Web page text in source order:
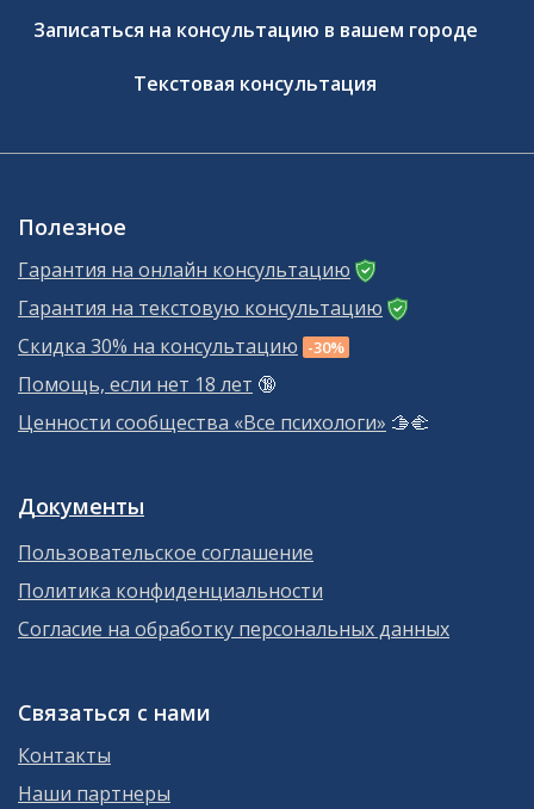
Записаться на консультацию в вашем городе
Текстовая консультация
Полезное
Гарантия на онлайн консультацию
Гарантия на текстовую консультацию
Скидка 30% на консультацию -30%
Помощь, если нет 18 лет 🔞
Ценности сообщества «Все психологи» 🫱‍🫲
Документы
Пользовательское соглашение
Политика конфиденциальности
Согласие на обработку персональных данных
Связаться с нами
Контакты
Наши партнеры